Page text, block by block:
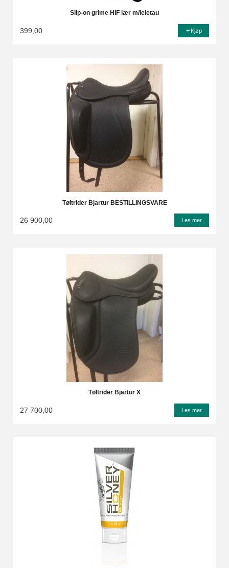
Slip-on grime HIF lær m/leietau
399,00 Kjøp
Tøltrider Bjartur BESTILLINGSVARE
26 900,00 Les mer
Tøltrider Bjartur X
27 700,00 Les mer